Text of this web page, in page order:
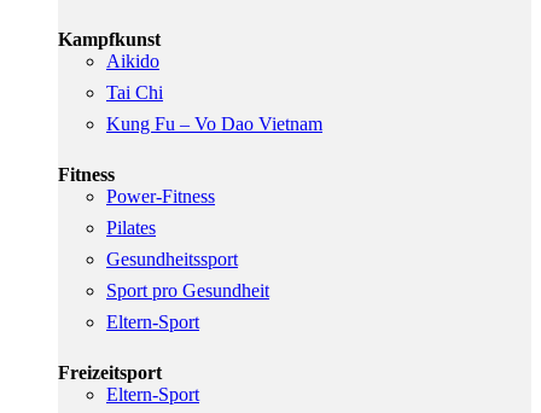
Kampfkunst
Aikido
Tai Chi
Kung Fu – Vo Dao Vietnam
Fitness
Power-Fitness
Pilates
Gesundheitssport
Sport pro Gesundheit
Eltern-Sport
Freizeitsport
Eltern-Sport